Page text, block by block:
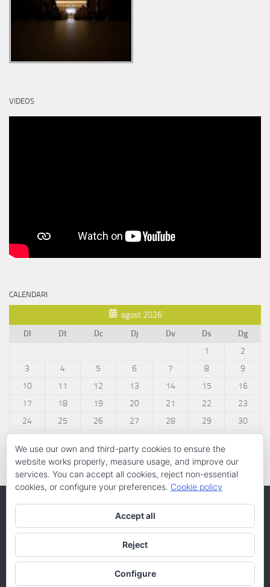
VIDEOS
CALENDARI
agost 2026
Dl
Dt Dc Dj Dv Ds
Dg
1
2
3
4 5 6 7 8
9
10
11 12 13 14 15
16
17
18 19 20 21 22
23
24
25 26 27 28 29
30
« març
We use our own and third-party cookies to ensure the
website works properly, measure usage, and improve our
services. You can accept all cookies, reject non-essential
cookies, or configure your preferences. Cookie policy
Accept all
Reject
Configure